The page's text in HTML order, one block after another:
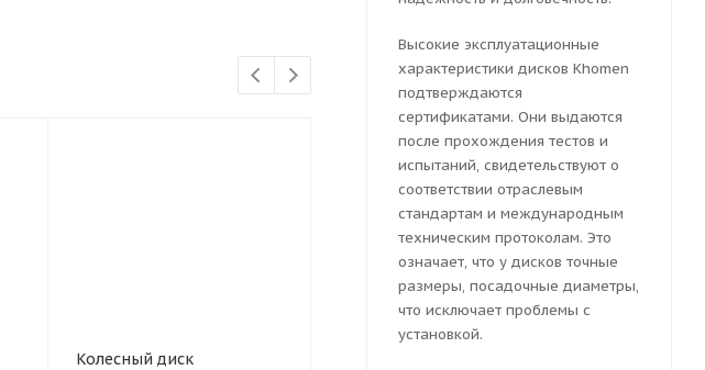
Колесный диск
Высокие эксплуатационные
характеристики дисков Khomen
подтверждаются
сертификатами. Они выдаются
после прохождения тестов и
испытаний, свидетельствуют о
соответствии отраслевым
стандартам и международным
техническим протоколам. Это
означает, что у дисков точные
размеры, посадочные диаметры,
что исключает проблемы с
установкой.